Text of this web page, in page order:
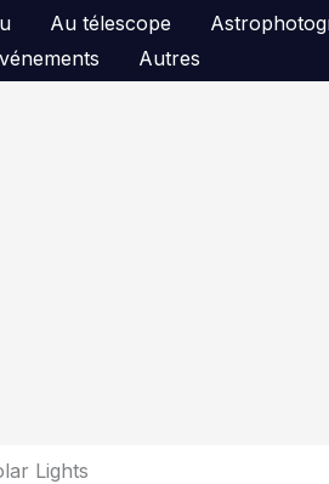
Au télescope
Autres
Lights